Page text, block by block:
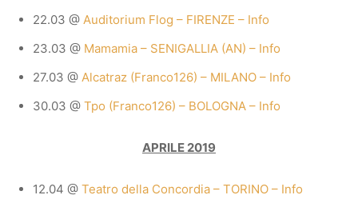
22.03 @ Auditorium Flog – FIRENZE – Info
23.03 @ Mamamia – SENIGALLIA (AN) – Info
27.03 @ Alcatraz (Franco126) – MILANO – Info
30.03 @ Tpo (Franco126) – BOLOGNA – Info
APRILE 2019
12.04 @ Teatro della Concordia – TORINO – Info